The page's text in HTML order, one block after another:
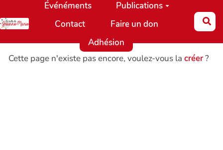
Aller au contenu principal
Événéments
Publications
Contact
Faire un don
Adhésion
Cette page n'existe pas encore, voulez-vous la créer?